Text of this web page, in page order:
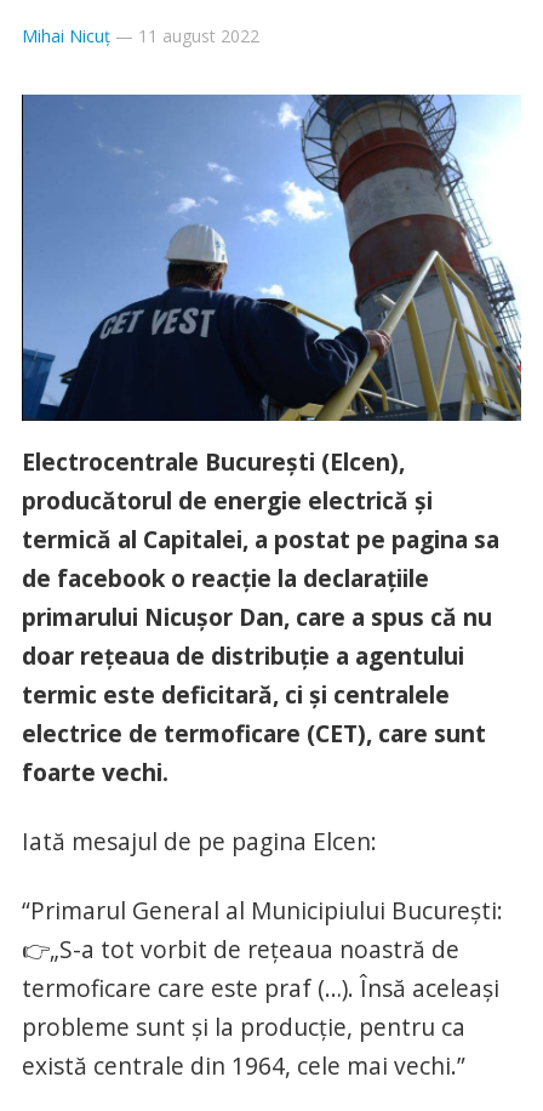
Mihai Nicuț— 11 august 2022
Electrocentrale București (Elcen),
producătorul de energie electrică și
termică al Capitalei, a postat pe pagina sa
de facebook o reacție la declarațiile
primarului Nicușor Dan, care a spus că nu
doar rețeaua de distribuție a agentului
termic este deficitară, ci și centralele
electrice de termoficare (CET), care sunt
foarte vechi.
Iată mesajul de pe pagina Elcen:
“Primarul General al Municipiului București:
👉„S-a tot vorbit de rețeaua noastră de
termoficare care este praf (…). Însă aceleași
probleme sunt și la producție, pentru ca
există centrale din 1964, cele mai vechi.”